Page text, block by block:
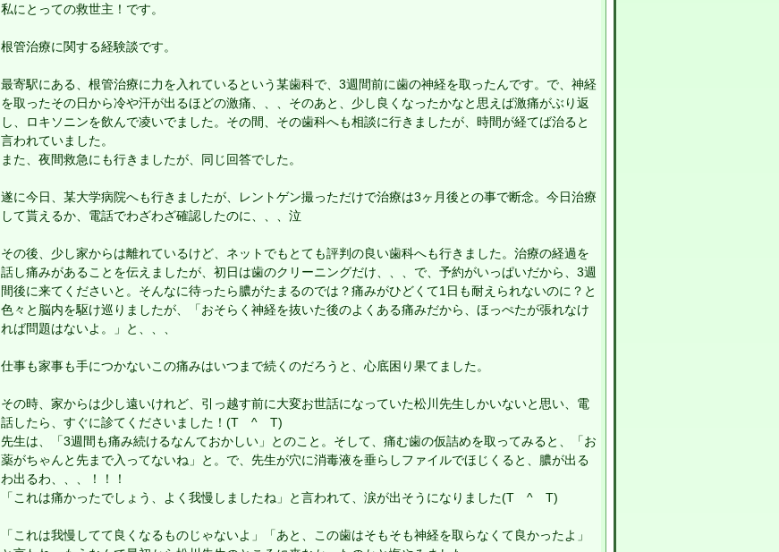
私にとっての救世主！です。
根管治療に関する経験談です。
最寄駅にある、根管治療に力を入れているという某歯科で、3週間前に歯の神経を取ったんです。で、神経
を取ったその日から冷や汗が出るほどの激痛、、、そのあと、少し良くなったかなと思えば激痛がぶり返
し、ロキソニンを飲んで凌いでました。その間、その歯科へも相談に行きましたが、時間が経てば治ると
言われていました。
また、夜間救急にも行きましたが、同じ回答でした。
遂に今日、某大学病院へも行きましたが、レントゲン撮っただけで治療は3ヶ月後との事で断念。今日治療
して貰えるか、電話でわざわざ確認したのに、、、泣
その後、少し家からは離れているけど、ネットでもとても評判の良い歯科へも行きました。治療の経過を
話し痛みがあることを伝えましたが、初日は歯のクリーニングだけ、、、で、予約がいっぱいだから、3週
間後に来てくださいと。そんなに待ったら膿がたまるのでは？痛みがひどくて1日も耐えられないのに？と
色々と脳内を駆け巡りましたが、「おそらく神経を抜いた後のよくある痛みだから、ほっぺたが張れなけ
れば問題はないよ。」と、、、
仕事も家事も手につかないこの痛みはいつまで続くのだろうと、心底困り果てました。
その時、家からは少し遠いけれど、引っ越す前に大変お世話になっていた松川先生しかいないと思い、電
話したら、すぐに診てくださいました！(T ^ T)
先生は、「3週間も痛み続けるなんておかしい」とのこと。そして、痛む歯の仮詰めを取ってみると、「お
薬がちゃんと先まで入ってないね」と。で、先生が穴に消毒液を垂らしファイルでほじくると、膿が出る
わ出るわ、、、！！！
「これは痛かったでしょう、よく我慢しましたね」と言われて、涙が出そうになりました(T ^ T)
「これは我慢してて良くなるものじゃないよ」「あと、この歯はそもそも神経を取らなくて良かったよ」